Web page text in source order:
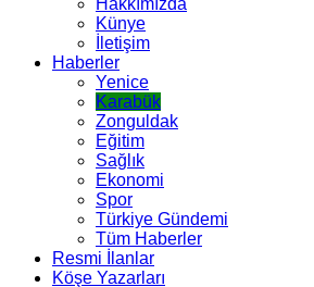
Künye
İletişim
Haberler
Yenice
Karabük
Zonguldak
Eğitim
Sağlık
Ekonomi
Spor
Türkiye Gündemi
Tüm Haberler
Resmi İlanlar
Köşe Yazarları